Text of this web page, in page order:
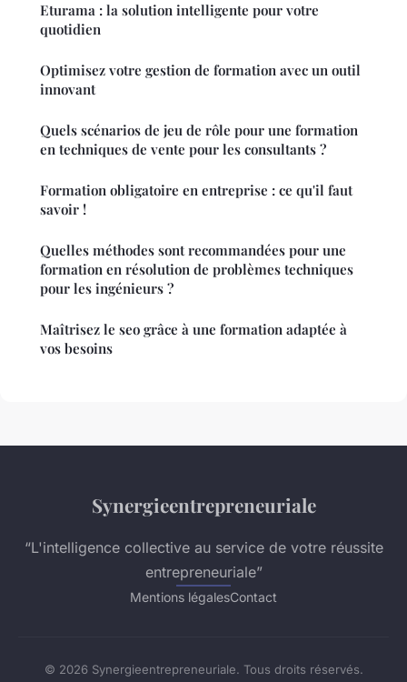
Eturama : la solution intelligente pour votre
quotidien
Optimisez votre gestion de formation avec un outil
innovant
Quels scénarios de jeu de rôle pour une formation
en techniques de vente pour les consultants ?
Formation obligatoire en entreprise : ce qu'il faut
savoir !
Quelles méthodes sont recommandées pour une
formation en résolution de problèmes techniques
pour les ingénieurs ?
Maîtrisez le seo grâce à une formation adaptée à
vos besoins
Synergieentrepreneuriale
“L'intelligence collective au service de votre réussite
entrepreneuriale”
Mentions légalesContact
© 2026 Synergieentrepreneuriale. Tous droits réservés.